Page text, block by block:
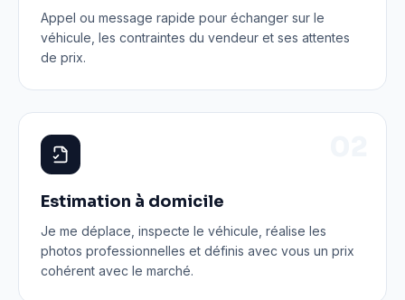
Appel ou message rapide pour échanger sur le
véhicule, les contraintes du vendeur et ses attentes
de prix.
Estimation à domicile
Je me déplace, inspecte le véhicule, réalise les
photos professionnelles et définis avec vous un prix
cohérent avec le marché.